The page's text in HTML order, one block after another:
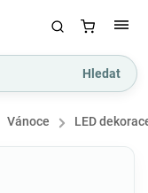
Hledat
Vánoce / LED